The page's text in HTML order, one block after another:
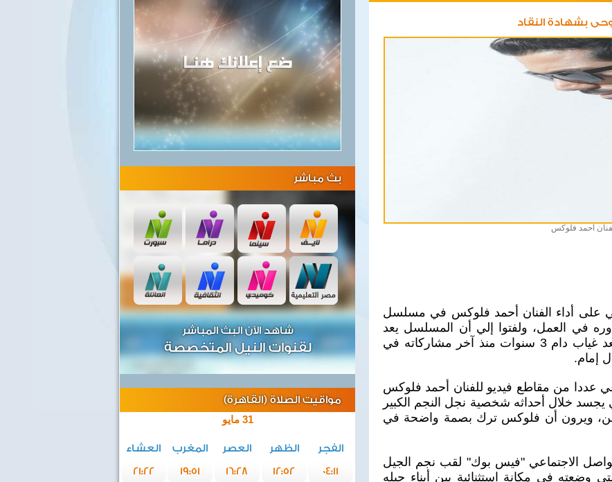
بشهادة النقاد
احمد فلوكس
على أداء الفنان أحمد فلوكس في مسلسل
في العمل، ولفتوا إلي أن المسلسل يعد
أفضل عودة له في عالم الدراما بعد غياب دام 3 سنوات منذ آخر مشاركاته في
إمام.
عددا من مقاطع فيديو للفنان أحمد فلوكس
خلال أحداثه شخصية نجل النجم الكبير
ويرون أن فلوكس ترك بصمة واضحة في
الاجتماعي "فيس بوك" لقب نجم الجيل
وضعته في مكانة استثنائية بين أبناء جيله
بث مباشر
شاهد الآن البث المباشر
لقنوات النيل المتخصصة
مواقيت الصلاة (القاهرة)
31 مايو
الفجر الظهر العصر المغرب
العشاء
04:11
12:52
16:28
19:51
21:22